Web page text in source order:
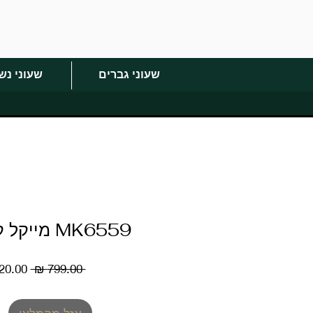
שעוני גברים שעוני
MK6559 מייקל קורס נשים
‏799.00 ‏₪
מחיר
‏520.00 ‏₪